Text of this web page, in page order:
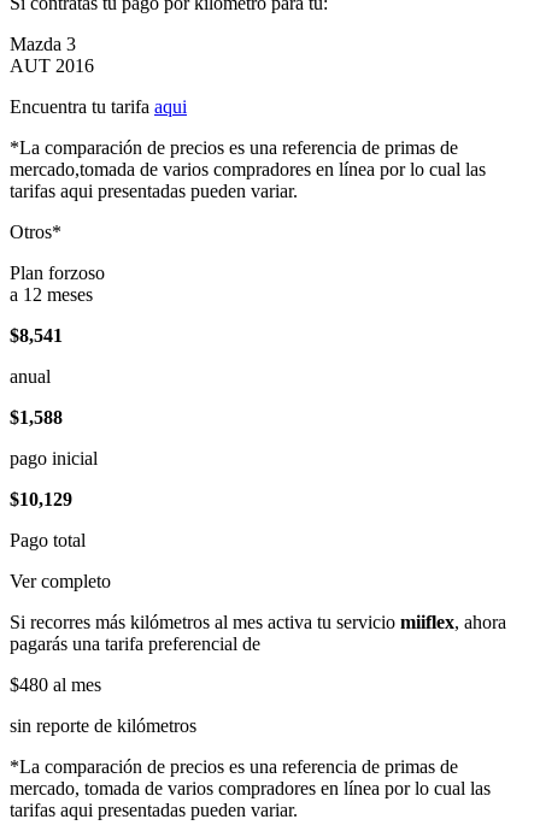
Mazda 3
AUT 2016
Encuentra tu tarifa aqui
*La comparación de precios es una referencia de primas de
mercado,tomada de varios compradores en línea por lo cual las
tarifas aqui presentadas pueden variar.
Otros*
Plan forzoso
a 12 meses
$8,541
anual
$1,588
pago inicial
$10,129
Pago total
Ver completo
Si recorres más kilómetros al mes activa tu servicio miiflex, ahora
pagarás una tarifa preferencial de
$480 al mes
sin reporte de kilómetros
*La comparación de precios es una referencia de primas de
mercado, tomada de varios compradores en línea por lo cual las
tarifas aqui presentadas pueden variar.